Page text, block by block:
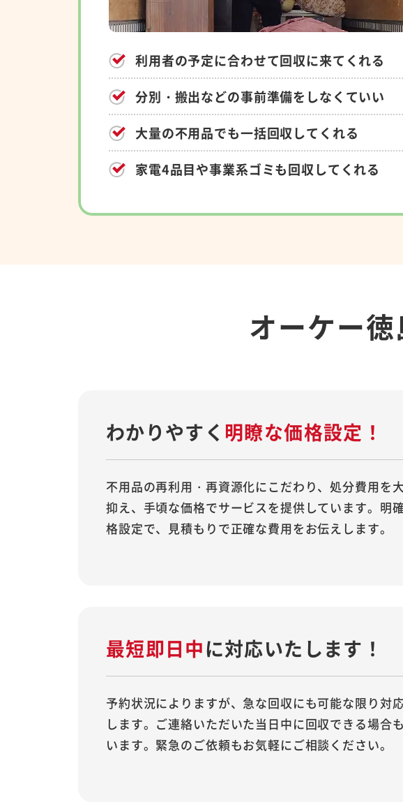
利用者の予定に合わせて回収に来てくれる
分別・搬出などの事前準備をしなくていい
大量の不用品でも一括回収してくれる
家電4品目や事業系ゴミも回収してくれる
オーケー徳
わかりやすく 明瞭な価格設定！
不用品の再利用・再資源化にこだわり、処分費用を
抑え、手頃な価格でサービスを提供しています。明
格設定で、見積もりで正確な費用をお伝えします。
最短即日中に対応いたします！
予約状況によりますが、急な回収にも可能な限り対
します。ご連絡いただいた当日中に回収できる場合
います。緊急のご依頼もお気軽にご相談ください。